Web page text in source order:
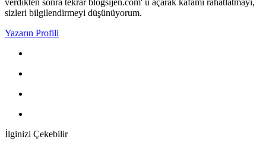
sizleri bilgilendirmeyi düşünüyorum.
Yazarın Profili
İlginizi Çekebilir